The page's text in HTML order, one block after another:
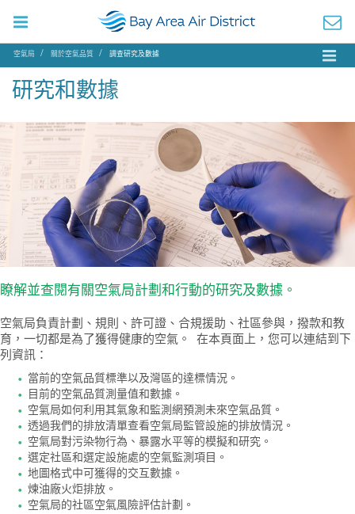
空氣局 關於空氣品質 調查研究及數據
研究和數據
瞭解並查閱有關空氣局計劃和行動的研究及數據。
空氣局負責計劃、規則、許可證、合規援助、社區參與，撥款和教
育，一切都是為了獲得健康的空氣。 在本頁面上，您可以連結到下
列資訊：
當前的空氣品質標準以及灣區的達標情況。
目前的空氣品質測量值和數據。
空氣局如何利用其氣象和監測網預測未來空氣品質。
透過我們的排放清單查看空氣局監管設施的排放情況。
空氣局對污染物行為、暴露水平等的模擬和研究。
選定社區和選定設施處的空氣監測項目。
地圖格式中可獲得的交互數據。
煉油廠火炬排放。
空氣局的社區空氣風險評估計劃。